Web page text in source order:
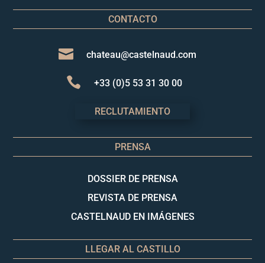
CONTACTO
 chateau@castelnaud.com
 +33 (0)5 53 31 30 00
RECLUTAMIENTO
PRENSA
DOSSIER DE PRENSA
REVISTA DE PRENSA
CASTELNAUD EN IMÁGENES
LLEGAR AL CASTILLO